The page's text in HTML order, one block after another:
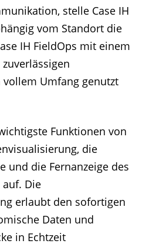
stelle Case IH
vom Standort die
IH FieldOps mit einem
Umfang genutzt
Funktionen von
die
und die Fernanzeige des
auf. Die
erlaubt den sofortigen
Daten und
in Echtzeit